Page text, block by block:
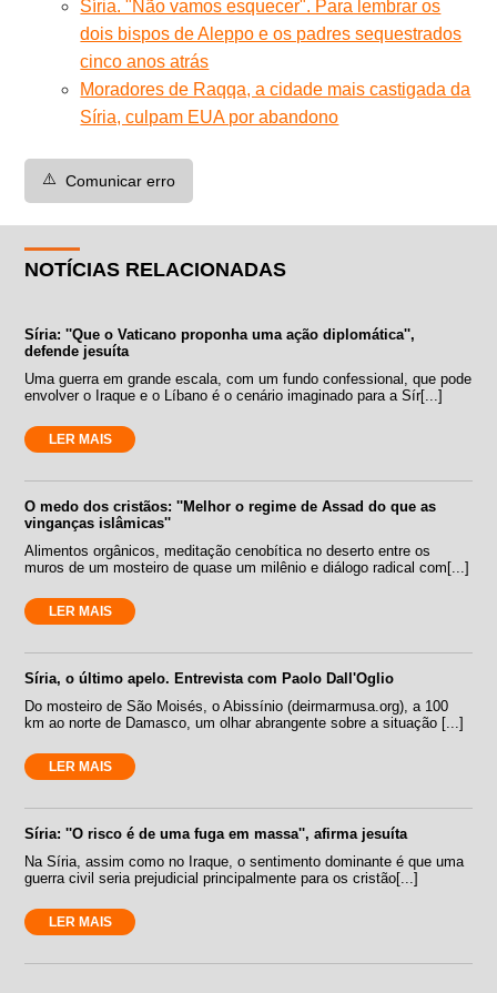
Síria. "Não vamos esquecer". Para lembrar os
dois bispos de Aleppo e os padres sequestrados
cinco anos atrás
Moradores de Raqqa, a cidade mais castigada da
Síria, culpam EUA por abandono
⚠️ Comunicar erro
NOTÍCIAS RELACIONADAS
Síria: ''Que o Vaticano proponha uma ação diplomática'',
defende jesuíta
Uma guerra em grande escala, com um fundo confessional, que pode
envolver o Iraque e o Líbano é o cenário imaginado para a Sír[...]
LER MAIS
O medo dos cristãos: ''Melhor o regime de Assad do que as
vinganças islâmicas''
Alimentos orgânicos, meditação cenobítica no deserto entre os
muros de um mosteiro de quase um milênio e diálogo radical com[...]
LER MAIS
Síria, o último apelo. Entrevista com Paolo Dall'Oglio
Do mosteiro de São Moisés, o Abissínio (deirmarmusa.org), a 100
km ao norte de Damasco, um olhar abrangente sobre a situação [...]
LER MAIS
Síria: ''O risco é de uma fuga em massa'', afirma jesuíta
Na Síria, assim como no Iraque, o sentimento dominante é que uma
guerra civil seria prejudicial principalmente para os cristão[...]
LER MAIS